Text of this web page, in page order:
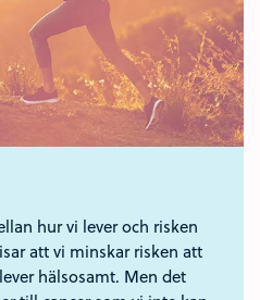
hur vi lever och risken
att vi minskar risken att
hälsosamt. Men det